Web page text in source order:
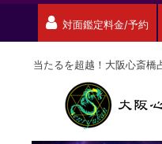
対面鑑定料金/予約
当たるを超越！大阪心斎橋